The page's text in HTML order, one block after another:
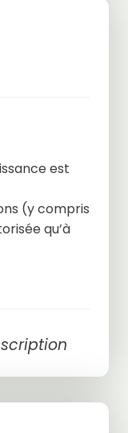
est
(y compris
qu’à